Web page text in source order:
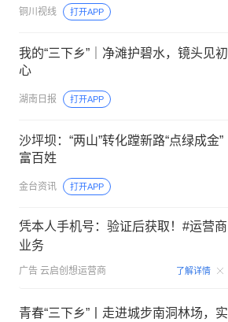
铜川视线 打开APP
我的“三下乡”｜净滩护碧水，镜头见初
心
湖南日报 打开APP
沙坪坝：“两山”转化蹚新路“点绿成金”
富百姓
金台资讯 打开APP
凭本人手机号：验证后获取！#运营商
业务
广告 云启创想运营商 了解详情
青春“三下乡”丨走进城步南洞林场，实